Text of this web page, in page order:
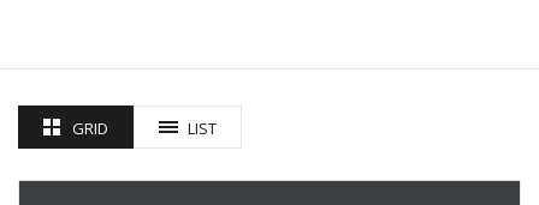
GRID LIST